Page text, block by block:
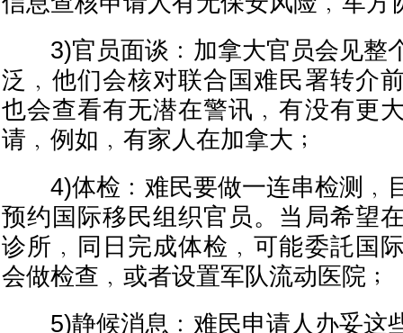
3)官员面谈﹕加拿大官员会见整
泛﹐他们会核对联合国难民署转介
也会查看有无潜在警讯﹐有没有更
请﹐例如﹐有家人在加拿大﹔
4)体检﹕难民要做一连串检测﹐
预约国际移民组织官员。当局希望
诊所﹐同日完成体检﹐可能委託国
会做检查﹐或者设置军队流动医院﹔
5)静候消息﹕难民申请人办妥这